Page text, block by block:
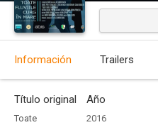
Información Trailers
Título original
Toate
Año
2016